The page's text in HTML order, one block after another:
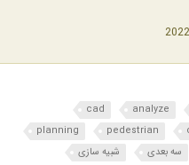
analyze
cad
pedestrian
planning
سه بعدی
شبیه سازی